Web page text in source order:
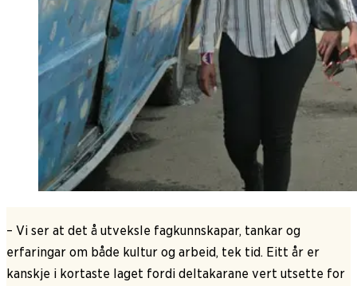
– Vi ser at det å utveksle fagkunnskapar, tankar og
erfaringar om både kultur og arbeid, tek tid. Eitt år er
kanskje i kortaste laget fordi deltakarane vert utsette for